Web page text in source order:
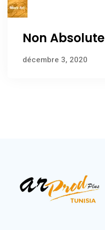
Non Absolute
décembre 3, 2020